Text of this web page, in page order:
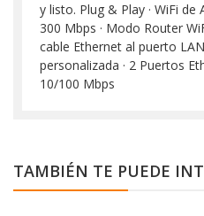
y listo. Plug & Play · WiFi
300 Mbps · Modo Router
cable Ethernet al puerto
personalizada · 2 Puertos
10/100 Mbps
TAMBIÉN TE PUEDE